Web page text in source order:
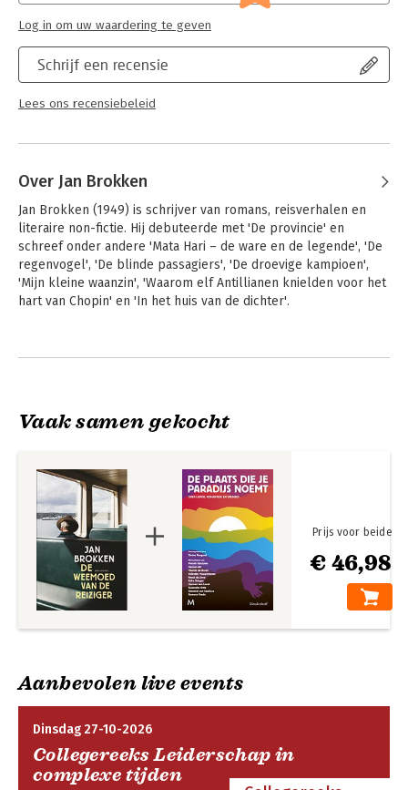
Schrijf een recensie
Lees ons recensiebeleid
Log in om uw waardering te geven
Over Jan Brokken
Jan Brokken (1949) is schrijver van romans, reisverhalen en
literaire non-fictie. Hij debuteerde met 'De provincie' en
schreef onder andere 'Mata Hari – de ware en de legende', 'De
regenvogel', 'De blinde passagiers', 'De droevige kampioen',
'Mijn kleine waanzin', 'Waarom elf Antillianen knielden voor het
hart van Chopin' en 'In het huis van de dichter'.
Als schrijver heeft hij internationale faam verworven - The New
bereikte hij een breed en groot publiek. Met 'De Kozakkentuin'
Andere boeken door Jan Brokken
Mijn kleine waanzin
De tuinen van
Buitenzorg
Vaak samen gekocht
€ 46,98
Prijs voor beide
Aanbevolen live events
Dinsdag 27-10-2026
Collegereeks Leiderschap in
complexe tijden